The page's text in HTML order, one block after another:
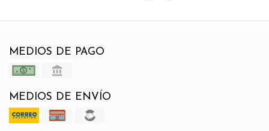
MEDIOS DE PAGO
MEDIOS DE ENVÍO